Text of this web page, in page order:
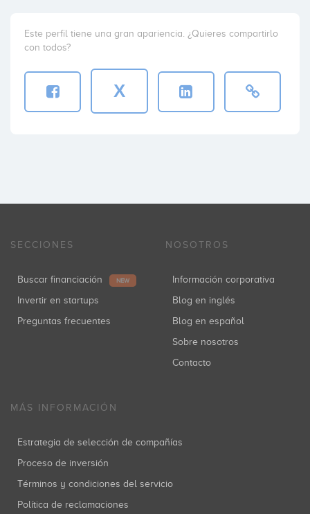
Este perfil tiene una gran apariencia. ¿Quieres compartirlo
con todos?
X
SECCIONES
Buscar financiación NEW
Invertir en startups
Preguntas frecuentes
NOSOTROS
Información corporativa
Blog en inglés
Blog en español
Sobre nosotros
Contacto
MÁS INFORMACIÓN
Estrategia de selección de compañías
Proceso de inversión
Términos y condiciones del servicio
Política de reclamaciones